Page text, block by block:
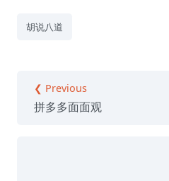
胡说八道
❮ Previous
拼多多面面观